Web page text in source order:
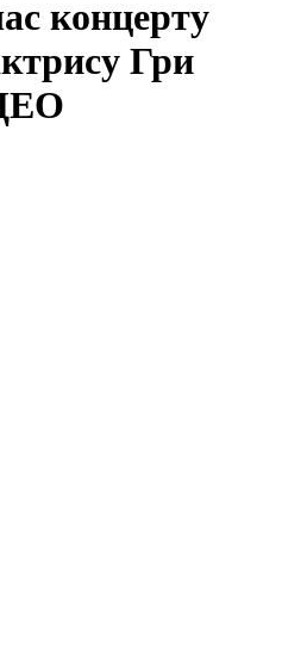
концерту
Гри